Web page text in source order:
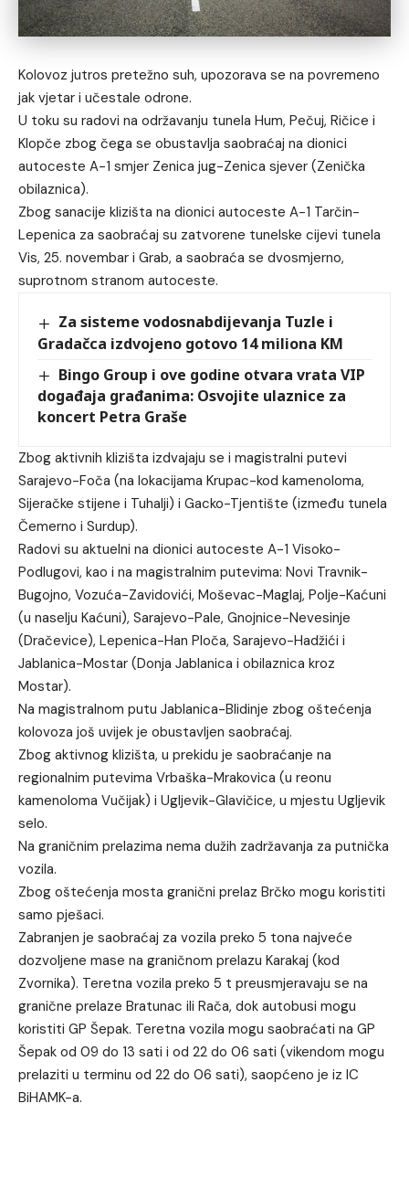
Kolovoz jutros pretežno suh, upozorava se na povremeno
jak vjetar i učestale odrone.
U toku su radovi na održavanju tunela Hum, Pečuj, Ričice i
Klopče zbog čega se obustavlja saobraćaj na dionici
autoceste A-1 smjer Zenica jug-Zenica sjever (Zenička
obilaznica).
Zbog sanacije klizišta na dionici autoceste A-1 Tarčin-
Lepenica za saobraćaj su zatvorene tunelske cijevi tunela
Vis, 25. novembar i Grab, a saobraća se dvosmjerno,
suprotnom stranom autoceste.
Za sisteme vodosnabdijevanja Tuzle i
Gradačca izdvojeno gotovo 14 miliona KM
Bingo Group i ove godine otvara vrata VIP
događaja građanima: Osvojite ulaznice za
koncert Petra Graše
Zbog aktivnih klizišta izdvajaju se i magistralni putevi
Sarajevo-Foča (na lokacijama Krupac-kod kamenoloma,
Sijeračke stijene i Tuhalji) i Gacko-Tjentište (između tunela
Čemerno i Surdup).
Radovi su aktuelni na dionici autoceste A-1 Visoko-
Podlugovi, kao i na magistralnim putevima: Novi Travnik-
Bugojno, Vozuća-Zavidovići, Moševac-Maglaj, Polje-Kaćuni
(u naselju Kaćuni), Sarajevo-Pale, Gnojnice-Nevesinje
(Dračevice), Lepenica-Han Ploča, Sarajevo-Hadžići i
Jablanica-Mostar (Donja Jablanica i obilaznica kroz
Mostar).
Na magistralnom putu Jablanica-Blidinje zbog oštećenja
kolovoza još uvijek je obustavljen saobraćaj.
Zbog aktivnog klizišta, u prekidu je saobraćanje na
regionalnim putevima Vrbaška-Mrakovica (u reonu
kamenoloma Vučijak) i Ugljevik-Glavičice, u mjestu Ugljevik
selo.
Na graničnim prelazima nema dužih zadržavanja za putnička
vozila.
Zbog oštećenja mosta granični prelaz Brčko mogu koristiti
samo pješaci.
Zabranjen je saobraćaj za vozila preko 5 tona najveće
dozvoljene mase na graničnom prelazu Karakaj (kod
Zvornika). Teretna vozila preko 5 t preusmjeravaju se na
granične prelaze Bratunac ili Rača, dok autobusi mogu
koristiti GP Šepak. Teretna vozila mogu saobraćati na GP
Šepak od 09 do 13 sati i od 22 do 06 sati (vikendom mogu
prelaziti u terminu od 22 do 06 sati), saopćeno je iz IC
BiHAMK-a.